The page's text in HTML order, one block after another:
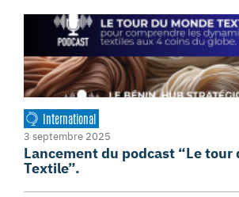
International
3 septembre 2025
Lancement du podcast “Le tour
Textile”.